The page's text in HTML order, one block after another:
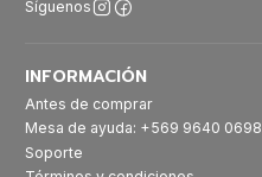
Síguenos
INFORMACIÓN
Antes de comprar
Mesa de ayuda: +569 9640 0698
Soporte